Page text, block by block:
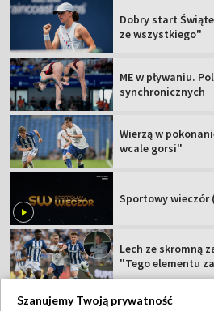
Dobry start
ze wszystkiego"
ME w pływaniu.
synchronicznych
Wierzą w
wcale gorsi"
Sportowy wieczór
Lech ze skromną
"Tego elementu
Szanujemy Twoją prywatność